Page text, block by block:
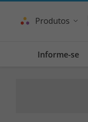
Produtos
Informe-se